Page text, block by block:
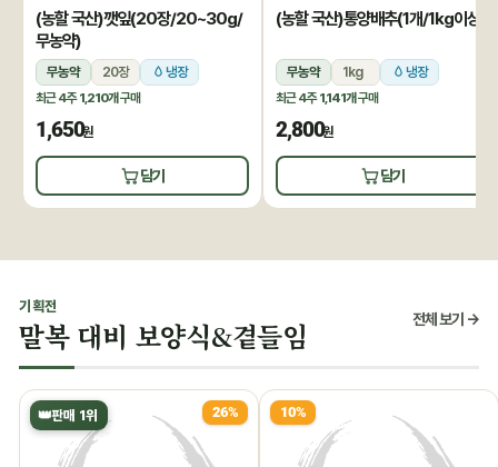
(농할 국산)깻잎(20장/20~30g/
무농약)
무농약 20장 냉장
최근 4주1,210개 구매
1,650원
담기
(농할 국산)통양배추(1개/1kg이상)
무농약 1kg 냉장
최근 4주1,141개 구매
2,800원
담기
기획전
말복 대비 보양식&곁들임 전체 보기 →
👑판매 1위 26% 10%